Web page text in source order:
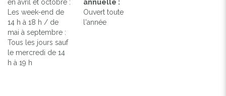
en avril et octobre :
Les week-end de
14 h à 18 h / de
mai à septembre :
Tous les jours sauf
le mercredi de 14
h à 19 h
annuelle :
Ouvert toute
l'année